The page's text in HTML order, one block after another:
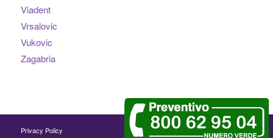
Viadent
Vrsalovic
Vukovic
Zagabria
Privacy Policy